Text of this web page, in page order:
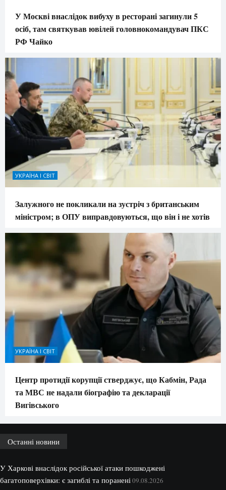
У Москві внаслідок вибуху в ресторані загинули 5
осіб, там святкував ювілей головнокомандувач ПКС
РФ Чайко
УКРАЇНА І СВІТ
Залужного не покликали на зустріч з британським
міністром; в ОПУ виправдовуються, що він і не хотів
УКРАЇНА І СВІТ
Центр протидії корупції стверджує, що Кабмін, Рада
та МВС не надали біографію та декларації
Вигівського
Останні новини
У Харкові внаслідок російської атаки пошкоджені
багатоповерхівки: є загиблі та поранені09.08.2026